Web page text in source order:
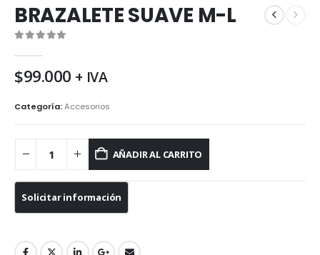
BRAZALETE SUAVE M-L
$99.000 + IVA
Categoría:Accesorios
AÑADIR AL CARRITO